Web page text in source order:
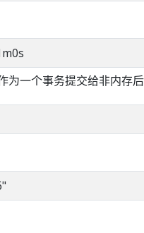
为一个事务提交给非内存